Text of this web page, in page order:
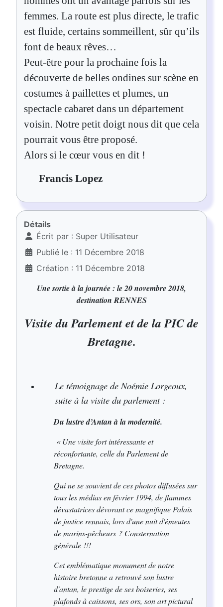
femmes. La route est plus directe, le trafic
est fluide, certains sommeillent, sûr qu’ils
font de beaux rêves…
Peut-être pour la prochaine fois la
découverte de belles ondines sur scène en
costumes à paillettes et plumes, un
spectacle cabaret dans un département
voisin. Notre petit doigt nous dit que cela
pourrait vous être proposé.
Alors si le cœur vous en dit !
Francis Lopez
Détails
Écrit par : Super Utilisateur
Publié le : 11 Décembre 2018
Création : 11 Décembre 2018
Une sortie à la journée : le 20 novembre 2018,
destination RENNES
Visite du Parlement et de la PIC de
Bretagne.
Le témoignage de Noémie Lorgeoux,
suite à la visite du parlement :
Du lustre d’Antan à la modernité.
« Une visite fort intéressante et
réconfortante, celle du Parlement de
Bretagne.
Qui ne se souvient de ces photos diffusées sur
tous les médias en février 1994, de flammes
dévastatrices dévorant ce magnifique Palais
de justice rennais, lors d'une nuit d'émeutes
de marins-pêcheurs ? Consternation
générale !!!
Cet emblématique monument de notre
histoire bretonne a retrouvé son lustre
d'antan, le prestige de ses boiseries, ses
plafonds à caissons, ses ors, son art pictural